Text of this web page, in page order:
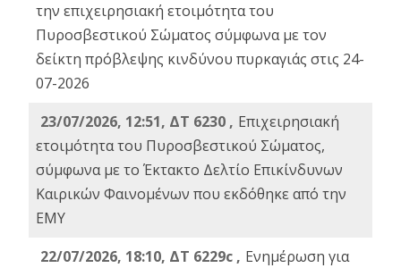
την επιχειρησιακή ετοιμότητα του
Πυροσβεστικού Σώματος σύμφωνα με τον
δείκτη πρόβλεψης κινδύνου πυρκαγιάς στις 24-
07-2026
23/07/2026, 12:51, ΔΤ 6230 , Επιχειρησιακή
ετοιμότητα του Πυροσβεστικού Σώματος,
σύμφωνα με το Έκτακτο Δελτίο Επικίνδυνων
Καιρικών Φαινομένων που εκδόθηκε από την
ΕΜΥ
22/07/2026, 18:10, ΔΤ 6229c , Ενημέρωση για